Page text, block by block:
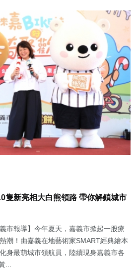
隻新亮相大白熊領路 帶你解鎖城市
市報導】今年夏天，嘉義市掀起一股療
潮！由嘉義在地藝術家SMART經典繪本
身最萌城市領航員，陸續現身嘉義市各
...